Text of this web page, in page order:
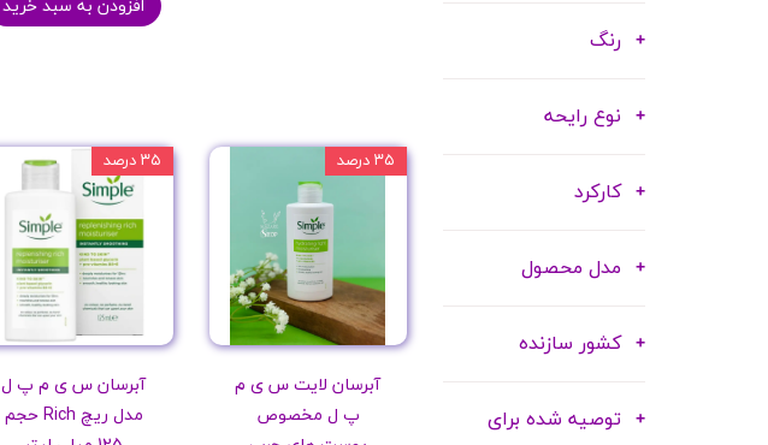
رنگ
نوع رایحه
کارکرد
مدل محصول
کشور سازنده
توصیه شده برای
افزودن به سبد خرید
آبرسان لایت س ی م
پ ل مخصوص
۳۵ درصد
آبرسان س ی م پ ل
مدل ریچ Rich حجم
۳۵ درصد